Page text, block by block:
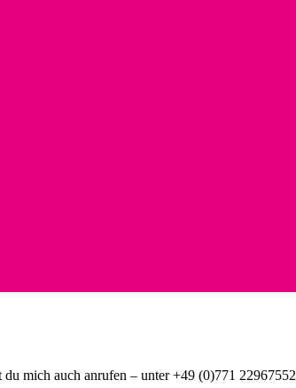
mich auch anrufen – unter +49 (0)771 22967552